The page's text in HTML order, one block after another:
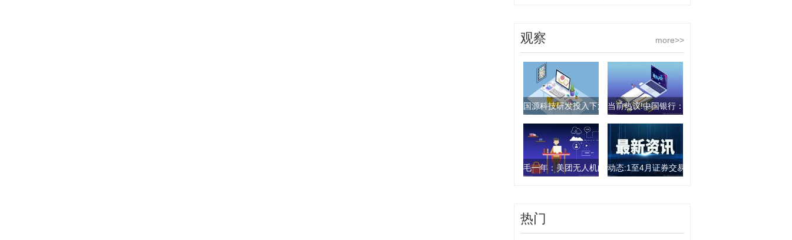
more>>
观察
国源科技研发投入下滑16.14%，研发人员同比减少31.11%-热讯
当前热议!中国银行：400亿元总损失吸收能力非资
毛一年：美团无人机向系统解决方案提供商转型|播资讯
动态:1至4月证券交易印花税同比增长74.8%
热门